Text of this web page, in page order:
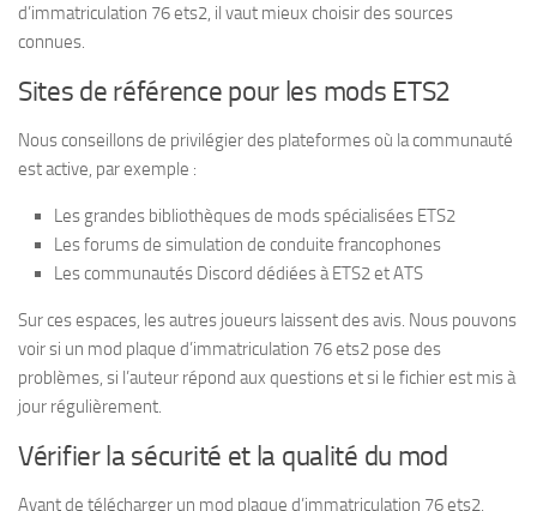
d’immatriculation 76 ets2, il vaut mieux choisir des sources
connues.
Sites de référence pour les mods ETS2
Nous conseillons de privilégier des plateformes où la communauté
est active, par exemple :
Les grandes bibliothèques de mods spécialisées ETS2
Les forums de simulation de conduite francophones
Les communautés Discord dédiées à ETS2 et ATS
Sur ces espaces, les autres joueurs laissent des avis. Nous pouvons
voir si un mod plaque d’immatriculation 76 ets2 pose des
problèmes, si l’auteur répond aux questions et si le fichier est mis à
jour régulièrement.
Vérifier la sécurité et la qualité du mod
Avant de télécharger un mod plaque d’immatriculation 76 ets2,